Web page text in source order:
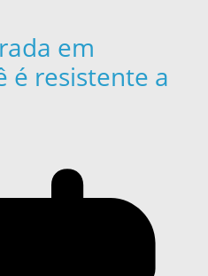
em
é resistente a